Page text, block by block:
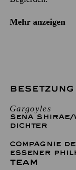
Mehr anzeigen
BESETZUNG
Gargoyles
SENA SHIRAE/
DICHTER
COMPAGNIE
ESSENER
TEAM